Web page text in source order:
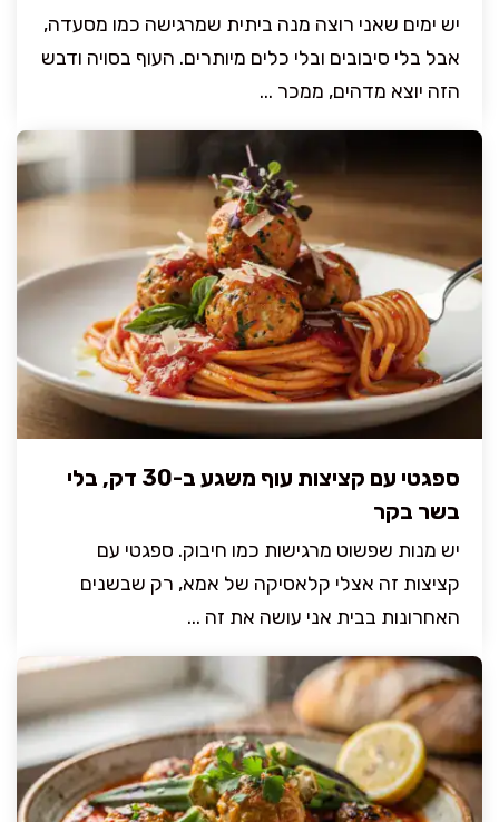
יש ימים שאני רוצה מנה ביתית שמרגישה כמו מסעדה,
אבל בלי סיבובים ובלי כלים מיותרים. העוף בסויה ודבש
הזה יוצא מדהים, ממכר ...
ספגטי עם קציצות עוף משגע ב-30 דק, בלי
בשר בקר
יש מנות שפשוט מרגישות כמו חיבוק. ספגטי עם
קציצות זה אצלי קלאסיקה של אמא, רק שבשנים
האחרונות בבית אני עושה את זה ...